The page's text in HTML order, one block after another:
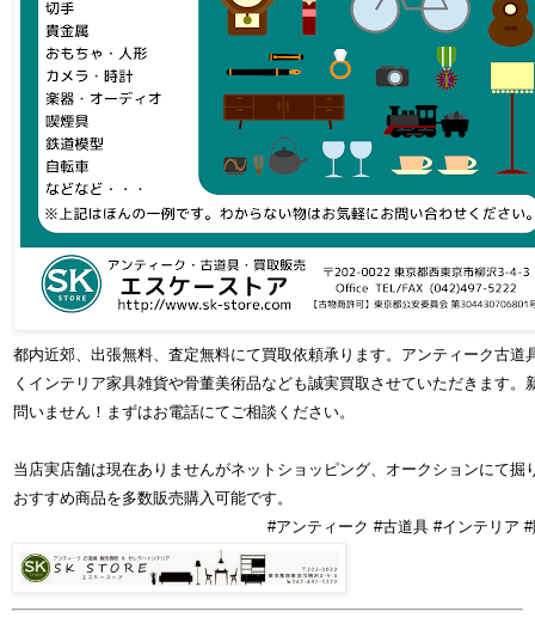
都内近郊、出張無料、査定無料にて買取依頼承ります。アンティーク古道
くインテリア家具雑貨や骨董美術品なども誠実買取させていただきます。
問いません！まずはお電話にてご相談ください。
当店実店舗は現在ありませんがネットショッピング、オークションにて掘
おすすめ商品を多数販売購入可能です。
#アンティーク #古道具 #インテリア